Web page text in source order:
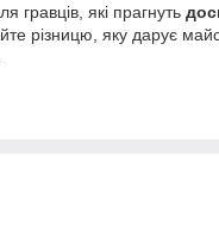
гравців, які прагнуть
різницю, яку дарує